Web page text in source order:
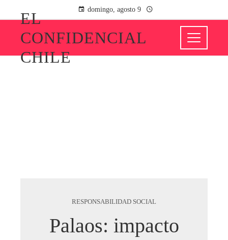
domingo, agosto 9
EL
CONFIDENCIAL
CHILE
RESPONSABILIDAD SOCIAL
Palaos: impacto